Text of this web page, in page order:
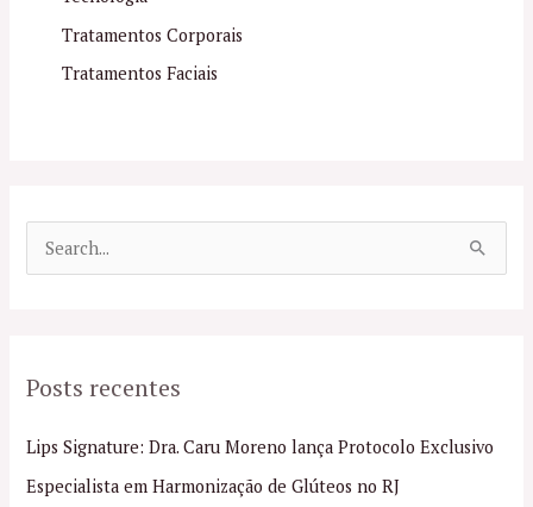
Tratamentos Corporais
Tratamentos Faciais
u
s
a
Posts recentes
Lips Signature: Dra. Caru Moreno lança Protocolo Exclusivo
Especialista em Harmonização de Glúteos no RJ